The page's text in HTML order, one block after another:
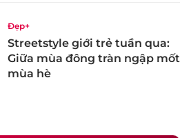
Đẹp+
Streetstyle giới trẻ tuần qua:
Giữa mùa đông tràn ngập mốt
mùa hè